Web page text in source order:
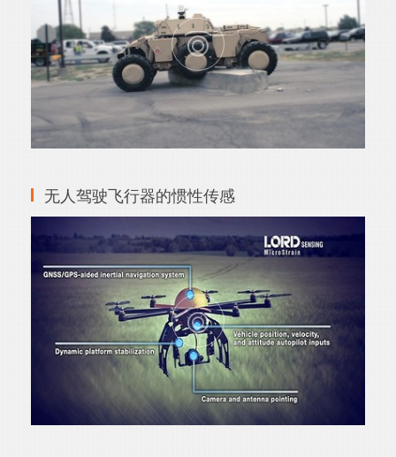
无人驾驶飞行器的惯性传感